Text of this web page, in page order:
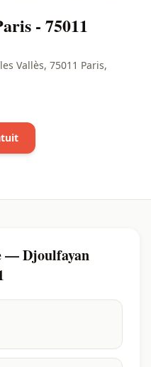
- 75011
Vallès, 75011 Paris,
— Djoulfayan